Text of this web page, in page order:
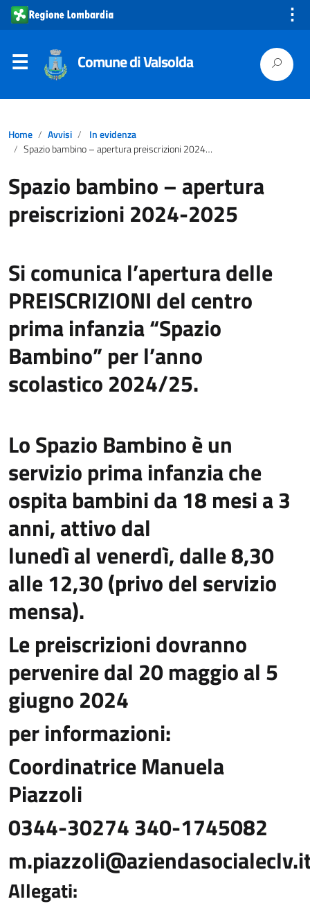
⋮
Comune di Valsolda
Home Avvisi
In evidenza
Spazio bambino – apertura preiscrizioni 2024-2025
Spazio bambino – apertura
preiscrizioni 2024-2025
Si comunica l’apertura delle
PREISCRIZIONI del centro
prima infanzia “Spazio
Bambino” per l’anno
scolastico 2024/25.
Lo Spazio Bambino è un
servizio prima infanzia che
ospita bambini da 18 mesi a 3
anni, attivo dal
lunedì al venerdì, dalle 8,30
alle 12,30 (privo del servizio
mensa).
Le preiscrizioni dovranno
pervenire dal 20 maggio al 5
giugno 2024
per informazioni:
Coordinatrice Manuela
Piazzoli
0344-30274 340-1745082
Allegati: